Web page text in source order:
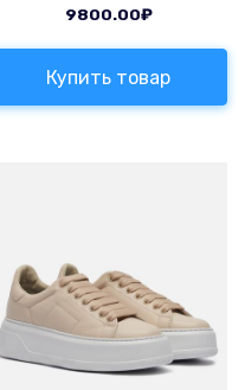
9800.00₽
Купить товар